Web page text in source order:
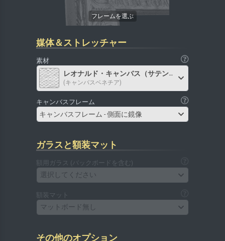
媒体＆ストレッチャー
素材
レオナルド・キャンバス（サテン）
(キャンバスベネチア)
キャンバスフレーム
キャンバスフレーム - 側面に鏡像
ガラスと額装マット
額用ガラス (バックボードを含む)
選択してください
額装マット
マットボード無し
その他のオプション